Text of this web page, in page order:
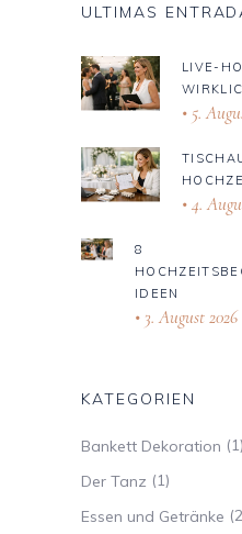
ULTIMAS
LIVE-
5.
4.
8
DEEN
3. August 2026
KATEGORIEN
Bankett Dekoration (1)
Der Tanz (1)
Essen und Getränke